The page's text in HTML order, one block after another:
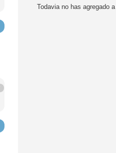
Todavia no has agregado